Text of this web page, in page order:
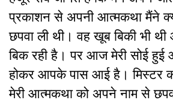
प्रकाशन से अपनी आत्मकथा मैंने
छपवा ली थी। वह खूब बिकी भी
बिक रही है। पर आज मेरी सोई हुई
होकर आपके पास आई है। मिस्टर
मेरी आत्मकथा को अपने नाम से